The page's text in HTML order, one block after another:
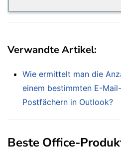
Verwandte Artikel:
Wie ermittelt man die
einem bestimmten E-
Postfächern in Outlook?
Beste Office-